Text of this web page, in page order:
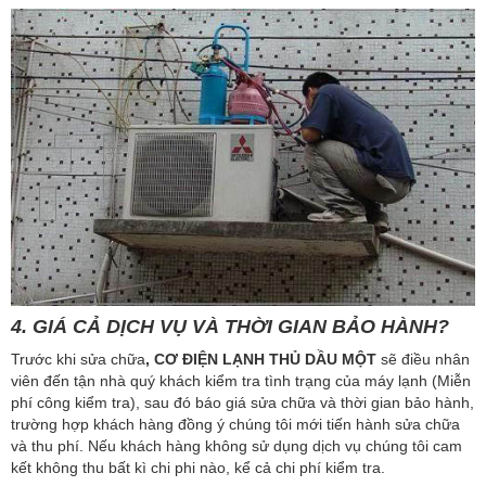
4. GIÁ CẢ DỊCH VỤ VÀ THỜI GIAN BẢO HÀNH?
Trước khi sửa chữa, CƠ ĐIỆN LẠNH THỦ DẦU MỘT sẽ điều nhân
viên đến tận nhà quý khách kiểm tra tình trạng của máy lạnh (Miễn
phí công kiểm tra), sau đó báo giá sửa chữa và thời gian bảo hành,
trường hợp khách hàng đồng ý chúng tôi mới tiến hành sửa chữa
và thu phí. Nếu khách hàng không sử dụng dịch vụ chúng tôi cam
kết không thu bất kì chi phi nào, kể cả chi phí kiểm tra.